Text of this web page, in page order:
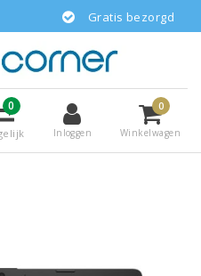
Gratis bezorgd
0
Inloggen
0
Winkelwagen